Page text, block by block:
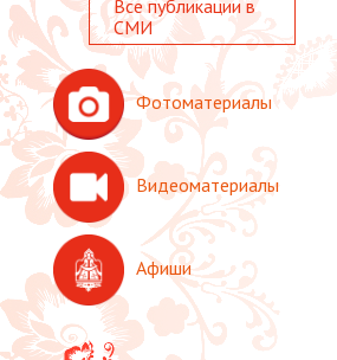
Все публикации в
СМИ
Фотоматериалы
Видеоматериалы
Афиши